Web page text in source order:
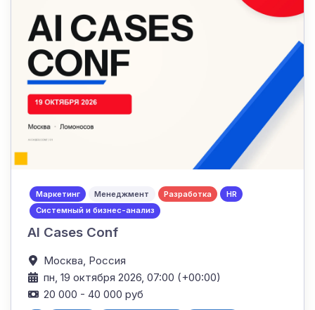
Маркетинг Менеджмент Разработка
HR
Системный и бизнес-анализ
AI Сases Conf
Москва, Россия
пн, 19 октября 2026, 07:00 (+00:00)
20 000 - 40 000 руб